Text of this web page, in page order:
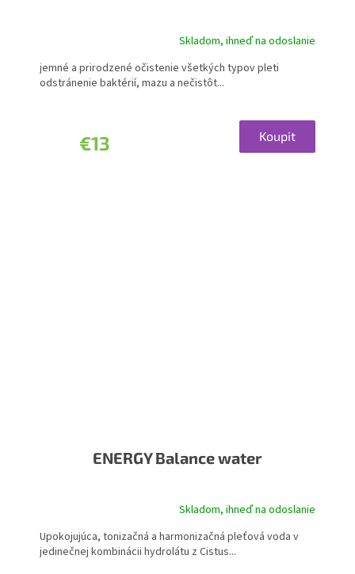
Skladom, ihneď na odoslanie
€13 Koupit
jemné a prirodzené očistenie všetkých typov pleti
odstránenie baktérií, mazu a nečistôt...
ENERGY Balance water
Skladom, ihneď na odoslanie
Upokojujúca, tonizačná a harmonizačná pleťová voda v
jedinečnej kombinácii hydrolátu z Cistus...